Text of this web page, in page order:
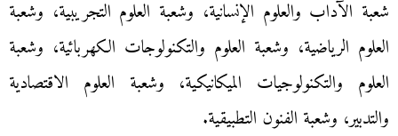
شعبة الآداب والعلوم الإنسانية، وشعبة العلوم التجريبية، وشعبة
العلوم الرياضية، وشعبة العلوم والتكنولوجات الكهربائية، وشعبة
العلوم والتكنولوجيات الميكانيكية، وشعبة العلوم الاقتصادية
والتدبير، وشعبة الفنون التطبيقية.